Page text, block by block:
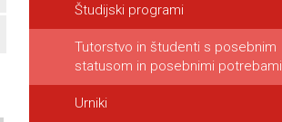
Študijski programi
Tutorstvo in študenti s posebnim
statusom in posebnimi potrebami
Urniki